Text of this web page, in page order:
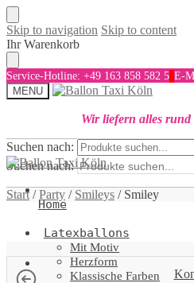
Skip to navigation Skip to content
Ihr Warenkorb
Service-Hotline: +49 163 858 582 5 E-
MENU
Wir liefern alles
Suchen nach:
Suchen nach:
Home
Latexballons
Mit Motiv
Herzform
Klassische Farben
Start /Party / Smileys / Smiley